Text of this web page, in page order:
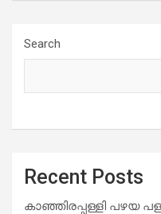
Search
Recent Posts
കാഞ്ഞിരപ്പള്ളി പഴയ